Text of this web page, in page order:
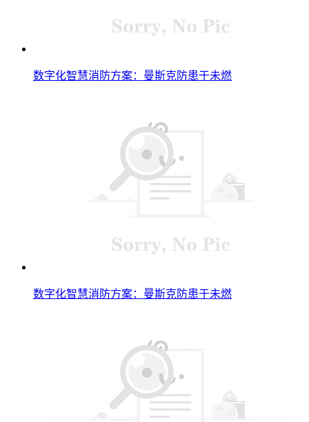
数字化智慧消防方案：曼斯克防患于未燃
数字化智慧消防方案：曼斯克防患于未燃